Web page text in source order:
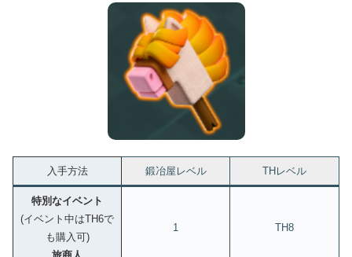
入手方法 鍛冶屋レベル THレベル
特別なイベント
(イベント中はTH6で
も購入可)
1 TH8